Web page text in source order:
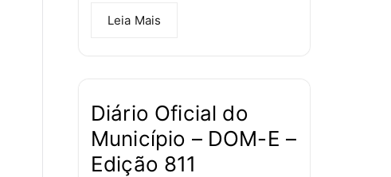
Leia Mais
Diário Oficial do
Município – DOM-E –
Edição 811